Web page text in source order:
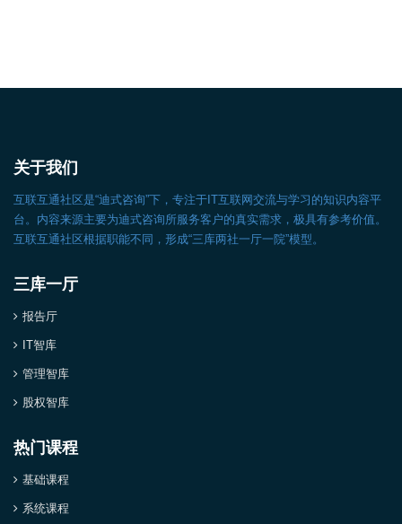
关于我们
互联互通社区是“迪式咨询”下，专注于IT互联网交流与学习的知识内容平
台。内容来源主要为迪式咨询所服务客户的真实需求，极具有参考价值。
互联互通社区根据职能不同，形成“三库两社一厅一院”模型。
三库一厅
报告厅
IT智库
管理智库
股权智库
热门课程
基础课程
系统课程